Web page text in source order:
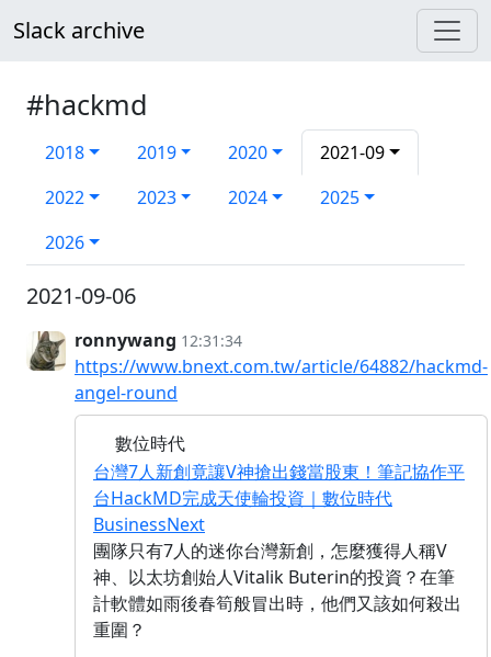
Slack archive
#hackmd
2018 2019 2020
2021-09
2022
2023 2024
2025
2026
2021-09-06
ronnywang 12:31:34
https://www.bnext.com.tw/article/64882/hackmd-
angel-round
數位時代
台灣7人新創竟讓V神搶出錢當股東！筆記協作平
台HackMD完成天使輪投資｜數位時代
BusinessNext
團隊只有7人的迷你台灣新創，怎麼獲得人稱V
神、以太坊創始人Vitalik Buterin的投資？在筆
計軟體如雨後春筍般冒出時，他們又該如何殺出
重圍？